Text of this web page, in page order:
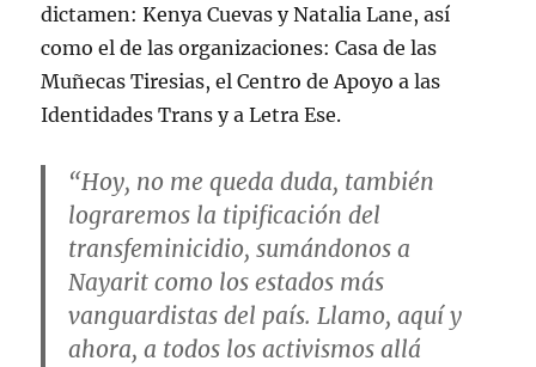
dictamen: Kenya Cuevas y Natalia Lane, así
como el de las organizaciones: Casa de las
Muñecas Tiresias, el Centro de Apoyo a las
Identidades Trans y a Letra Ese.
“Hoy, no me queda duda, también
lograremos la tipificación del
transfeminicidio, sumándonos a
Nayarit como los estados más
vanguardistas del país. Llamo, aquí y
ahora, a todos los activismos allá